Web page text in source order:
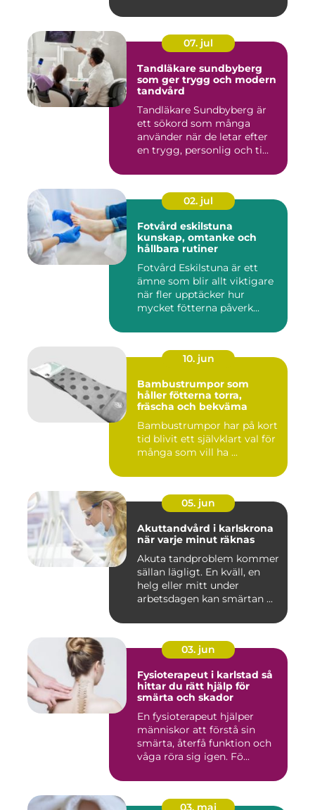
07. jul
Tandläkare sundbyberg
som ger trygg och modern
tandvård
Tandläkare Sundbyberg är
ett sökord som många
använder när de letar efter
en trygg, personlig och ti...
02. jul
Fotvård eskilstuna
kunskap, omtanke och
hållbara rutiner
Fotvård Eskilstuna är ett
ämne som blir allt viktigare
när fler upptäcker hur
mycket fötterna påverk...
10. jun
Bambustrumpor som
håller fötterna torra,
fräscha och bekväma
Bambustrumpor har på kort
tid blivit ett självklart val för
många som vill ha ...
05. jun
Akuttandvård i karlskrona
när varje minut räknas
Akuta tandproblem kommer
sällan lägligt. En kväll, en
helg eller mitt under
arbetsdagen kan smärtan ...
03. jun
Fysioterapeut i karlstad så
hittar du rätt hjälp för
smärta och skador
En fysioterapeut hjälper
människor att förstå sin
smärta, återfå funktion och
våga röra sig igen. Fö...
03. maj